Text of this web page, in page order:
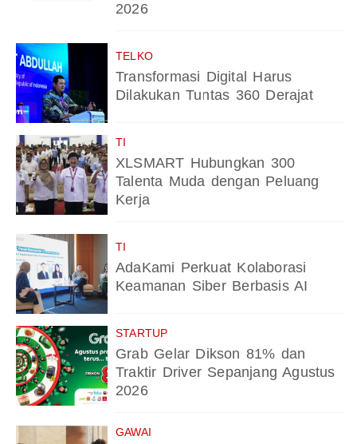
2026
TELKO
Transformasi Digital Harus
Dilakukan Tuntas 360 Derajat
TI
XLSMART Hubungkan 300
Talenta Muda dengan Peluang
Kerja
TI
AdaKami Perkuat Kolaborasi
Keamanan Siber Berbasis AI
STARTUP
Grab Gelar Dikson 81% dan
Traktir Driver Sepanjang Agustus
2026
GAWAI